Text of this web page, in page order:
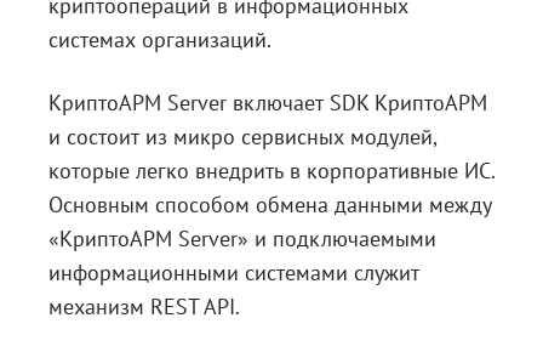
системах организаций.
КриптоАРМ Server включает SDK КриптоАРМ
и состоит из микро сервисных модулей,
которые легко внедрить в корпоративные ИС.
Основным способом обмена данными между
«КриптоАРМ Server» и подключаемыми
информационными системами служит
механизм REST API.